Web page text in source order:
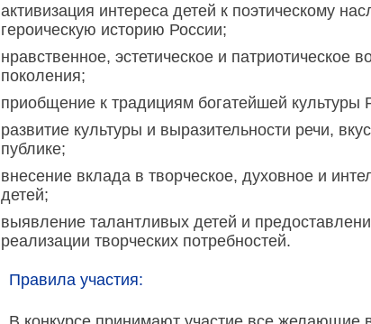
активизация интереса детей к поэтическому
героическую историю России;
нравственное, эстетическое и патриотическое
поколения;
приобщение к традициям богатейшей культуры
развитие культуры и выразительности речи,
публике;
внесение вклада в творческое, духовное и
детей;
выявление талантливых детей и
реализации творческих потребностей.
Правила участия: